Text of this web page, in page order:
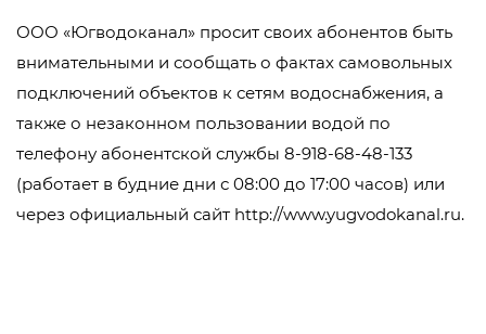
ООО «Югводоканал» просит своих абонентов быть
внимательными и сообщать о фактах самовольных
подключений объектов к сетям водоснабжения, а
также о незаконном пользовании водой по
телефону абонентской службы 8-918-68-48-133
(работает в будние дни с 08:00 до 17:00 часов) или
через официальный сайт http://www.yugvodokanal.ru.